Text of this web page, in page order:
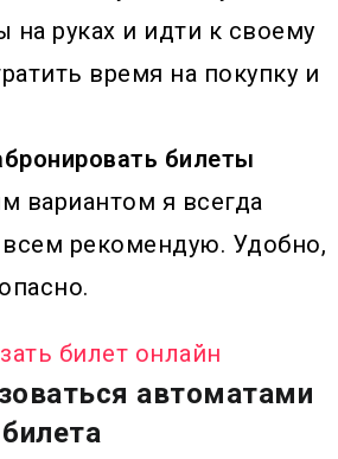
на руках и идти к своему
время на покупку и
билеты
вариантом я всегда
рекомендую. Удобно,
билет онлайн
автоматами